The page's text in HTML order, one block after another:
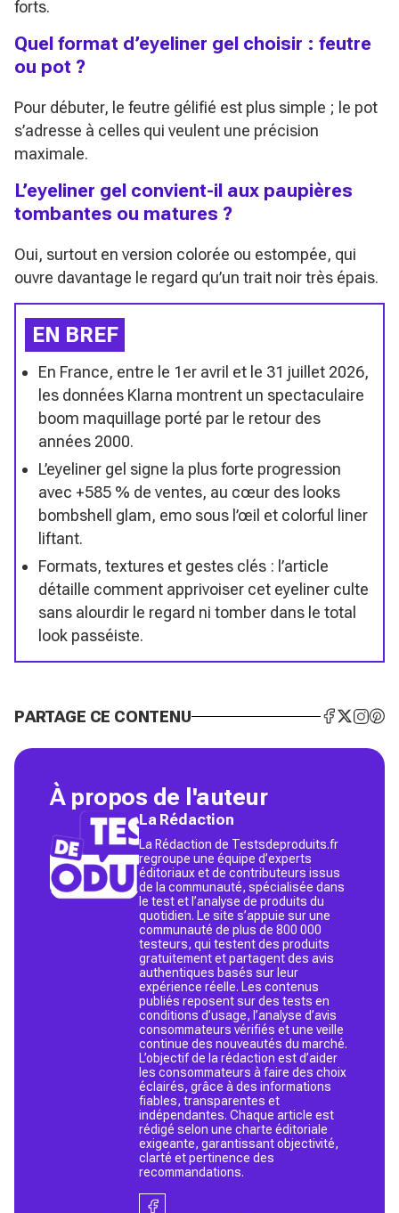
forts.
Quel format d’eyeliner gel choisir : feutre
ou pot ?
Pour débuter, le feutre gélifié est plus simple ; le pot
s’adresse à celles qui veulent une précision
maximale.
L’eyeliner gel convient-il aux paupières
tombantes ou matures ?
Oui, surtout en version colorée ou estompée, qui
ouvre davantage le regard qu’un trait noir très épais.
EN BREF
En France, entre le 1er avril et le 31 juillet 2026,
les données Klarna montrent un spectaculaire
boom maquillage porté par le retour des
années 2000.
L’eyeliner gel signe la plus forte progression
avec +585 % de ventes, au cœur des looks
bombshell glam, emo sous l’œil et colorful liner
liftant.
Formats, textures et gestes clés : l’article
détaille comment apprivoiser cet eyeliner culte
sans alourdir le regard ni tomber dans le total
look passéiste.
PARTAGE CE CONTENU
À propos de l'auteur
La Rédaction
La Rédaction de Testsdeproduits.fr
regroupe une équipe d’experts
éditoriaux et de contributeurs issus
de la communauté, spécialisée dans
le test et l’analyse de produits du
quotidien. Le site s’appuie sur une
communauté de plus de 800 000
testeurs, qui testent des produits
gratuitement et partagent des avis
authentiques basés sur leur
expérience réelle. Les contenus
publiés reposent sur des tests en
conditions d’usage, l’analyse d’avis
consommateurs vérifiés et une veille
continue des nouveautés du marché.
L’objectif de la rédaction est d’aider
les consommateurs à faire des choix
éclairés, grâce à des informations
fiables, transparentes et
indépendantes. Chaque article est
rédigé selon une charte éditoriale
exigeante, garantissant objectivité,
clarté et pertinence des
recommandations.